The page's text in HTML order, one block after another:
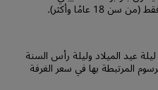
عامًا وأكثر).
عيد الميلاد وليلة رأس السنة
المرتبطة بها في سعر الغرفة